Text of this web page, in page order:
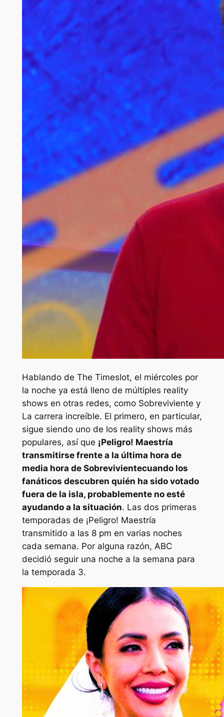
Hablando de The Timeslot, el miércoles por
la noche ya está lleno de múltiples reality
shows en otras redes, como Sobreviviente y
La carrera increíble. El primero, en particular,
sigue siendo uno de los reality shows más
populares, así que ¡Peligro! Maestría
transmitirse frente a la última hora de
media hora de Sobrevivientecuando los
fanáticos descubren quién ha sido votado
fuera de la isla, probablemente no esté
ayudando a la situación. Las dos primeras
temporadas de ¡Peligro! Maestría
transmitido a las 8 pm en varias noches
cada semana. Por alguna razón, ABC
decidió seguir una noche a la semana para
la temporada 3.